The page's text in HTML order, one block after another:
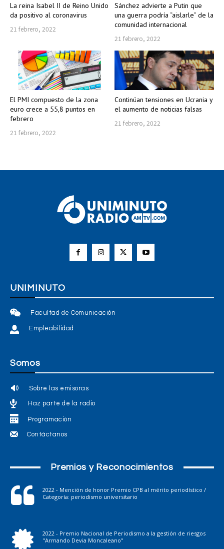
La reina Isabel II de Reino Unido
da positivo al coronavirus
21 febrero, 2022
Sánchez advierte a Putin que
una guerra podría “aislarle” de la
comunidad internacional
21 febrero, 2022
El PMI compuesto de la zona
euro crece a 55,8 puntos en
febrero
21 febrero, 2022
Continúan tensiones en Ucrania y
el aumento de noticias falsas
21 febrero, 2022
UNIMINUTO
Facultad de Comunicación
Empleabilidad
Somos
Sobre las emisoras
Haz parte de la radio
Programación
Contáctanos
Premios y Reconocimientos
2022 - Mención de honor Premio CPB al mérito periodístico /
Categoría: periodismo universitario
2022 - Premio Nacional de Periodismo a la gestión de riesgos
"Armando Devia Moncaleano"